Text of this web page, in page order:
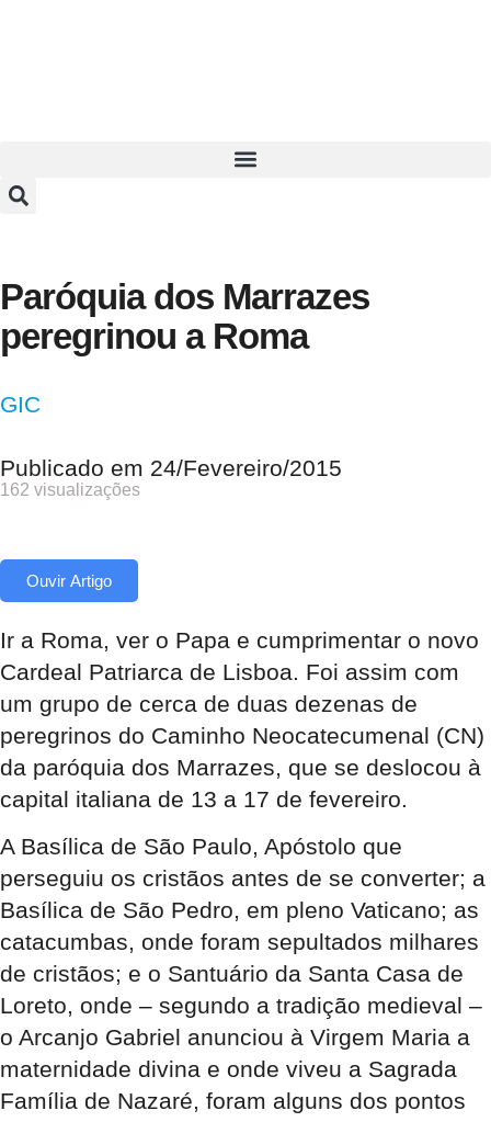
Paróquia dos Marrazes
peregrinou a Roma
GIC
Publicado em 24/Fevereiro/2015
162 visualizações
Ouvir Artigo
Ir a Roma, ver o Papa e cumprimentar o novo
Cardeal Patriarca de Lisboa. Foi assim com
um grupo de cerca de duas dezenas de
peregrinos do Caminho Neocatecumenal (CN)
da paróquia dos Marrazes, que se deslocou à
capital italiana de 13 a 17 de fevereiro.
A Basílica de São Paulo, Apóstolo que
perseguiu os cristãos antes de se converter; a
Basílica de São Pedro, em pleno Vaticano; as
catacumbas, onde foram sepultados milhares
de cristãos; e o Santuário da Santa Casa de
Loreto, onde – segundo a tradição medieval –
o Arcanjo Gabriel anunciou à Virgem Maria a
maternidade divina e onde viveu a Sagrada
Família de Nazaré, foram alguns dos pontos